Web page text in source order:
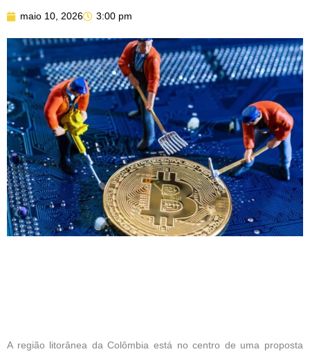
maio 10, 2026 3:00 pm
A região litorânea da Colômbia está no centro de uma proposta